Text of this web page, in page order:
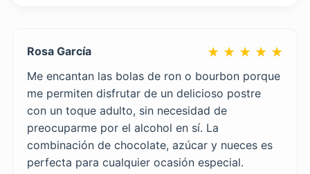
Rosa García ★ ★ ★ ★ ★
Me encantan las bolas de ron o bourbon porque
me permiten disfrutar de un delicioso postre
con un toque adulto, sin necesidad de
preocuparme por el alcohol en sí. La
combinación de chocolate, azúcar y nueces es
perfecta para cualquier ocasión especial.